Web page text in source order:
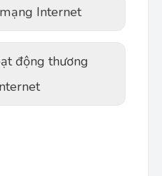
Internet
động thương